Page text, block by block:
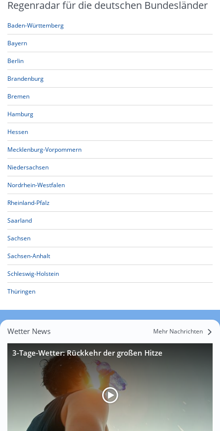
Regenradar für die deutschen Bundesländer
Baden-Württemberg
Bayern
Berlin
Brandenburg
Bremen
Hamburg
Hessen
Mecklenburg-Vorpommern
Niedersachsen
Nordrhein-Westfalen
Rheinland-Pfalz
Saarland
Sachsen
Sachsen-Anhalt
Schleswig-Holstein
Thüringen
Wetter News Mehr Nachrichten
3-Tage-Wetter: Rückkehr der großen Hitze